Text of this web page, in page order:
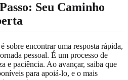
Seu Caminho
sobre encontrar uma resposta rápida,
pessoal. É um processo de
e paciência. Ao avançar, saiba que
para apoiá-lo, e o mais